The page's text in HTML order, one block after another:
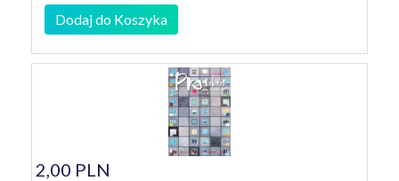
Dodaj do Koszyka
2,00 PLN